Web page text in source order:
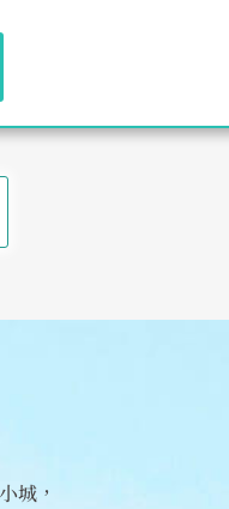
城，